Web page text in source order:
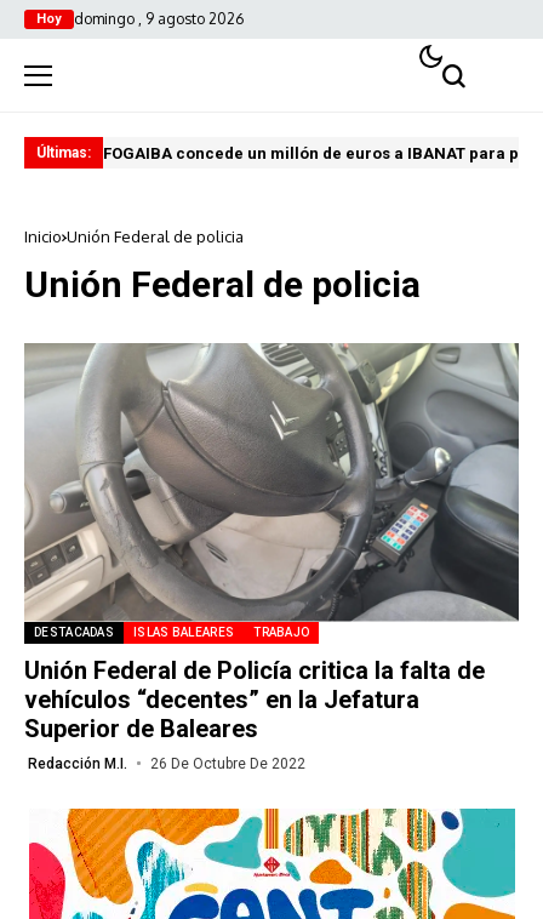
Hoy domingo , 9 agosto 2026
Últimas: FOGAIBA concede un millón de euros a IBANAT para
Inicio Unión Federal de policia
Unión Federal de policia
DESTACADAS ISLAS BALEARES TRABAJO
Unión Federal de Policía critica la falta de
vehículos “decentes” en la Jefatura
Superior de Baleares
Redacción M.I. 26 De Octubre De 2022